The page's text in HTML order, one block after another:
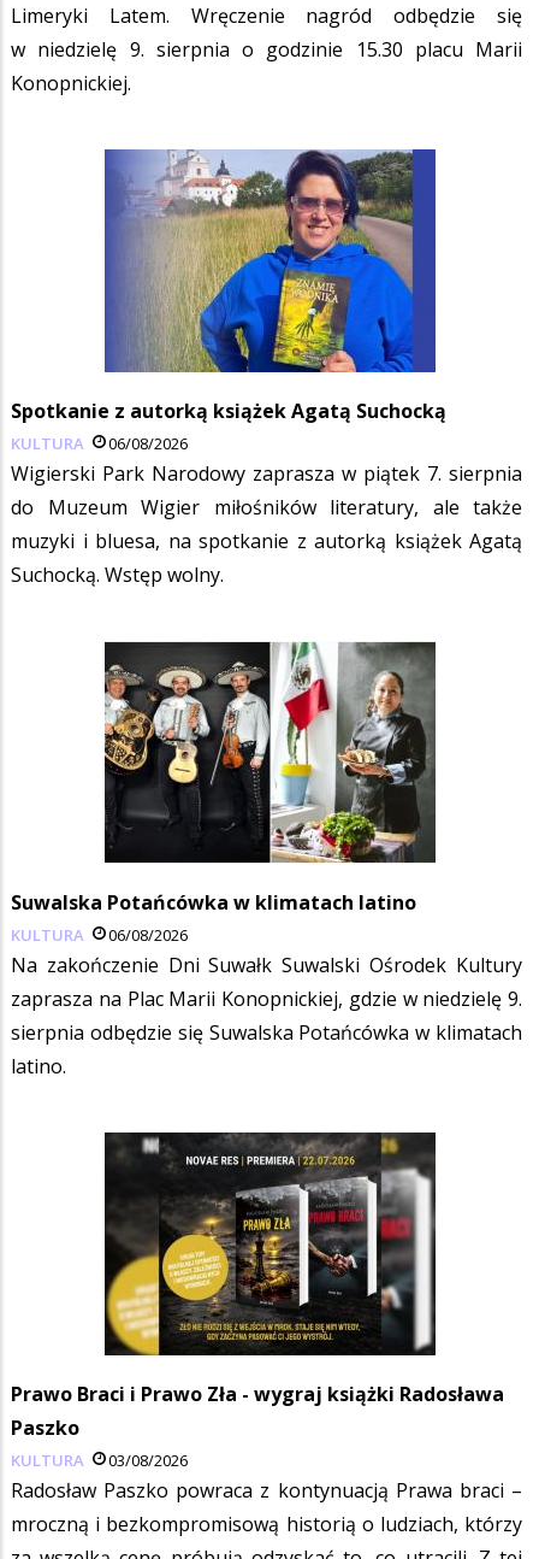
Limeryki Latem. Wręczenie nagród odbędzie się
w niedzielę 9. sierpnia o godzinie 15.30 placu Marii
Konopnickiej.
Spotkanie z autorką książek Agatą Suchocką
KULTURA 06/08/2026
Wigierski Park Narodowy zaprasza w piątek 7. sierpnia
do Muzeum Wigier miłośników literatury, ale także
muzyki i bluesa, na spotkanie z autorką książek Agatą
Suchocką. Wstęp wolny.
Suwalska Potańcówka w klimatach latino
KULTURA 06/08/2026
Na zakończenie Dni Suwałk Suwalski Ośrodek Kultury
zaprasza na Plac Marii Konopnickiej, gdzie w niedzielę 9.
sierpnia odbędzie się Suwalska Potańcówka w klimatach
latino.
Prawo Braci i Prawo Zła - wygraj książki Radosława
Paszko
KULTURA 03/08/2026
Radosław Paszko powraca z kontynuacją Prawa braci –
mroczną i bezkompromisową historią o ludziach, którzy